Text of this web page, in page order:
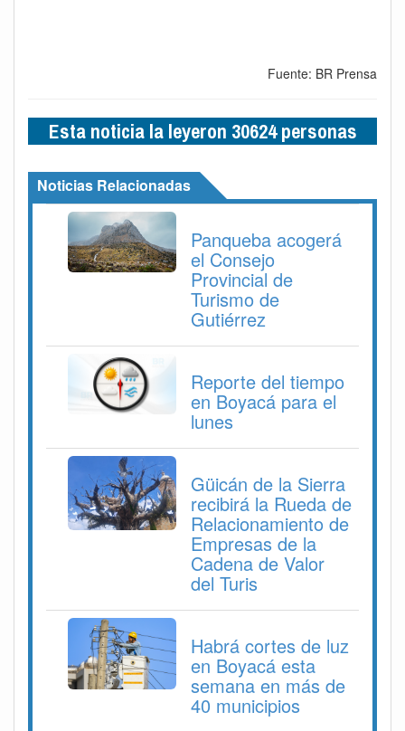
Fuente: BR Prensa
Esta noticia la leyeron 30624 personas
Noticias Relacionadas
Panqueba acogerá
el Consejo
Provincial de
Turismo de
Gutiérrez
Reporte del tiempo
en Boyacá para el
lunes
Güicán de la Sierra
recibirá la Rueda de
Relacionamiento de
Empresas de la
Cadena de Valor
del Turis
Habrá cortes de luz
en Boyacá esta
semana en más de
40 municipios